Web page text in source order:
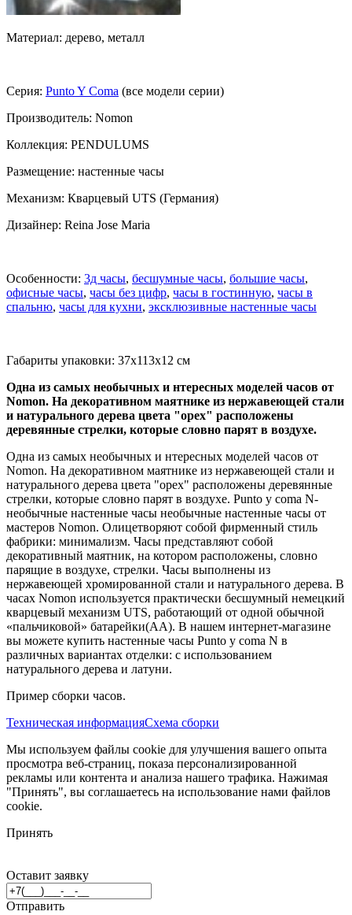
Материал: дерево, металл
Серия: Punto Y Coma (все модели серии)
Производитель: Nomon
Коллекция: PENDULUMS
Размещение: настенные часы
Механизм: Кварцевый UTS (Германия)
Дизайнер: Reina Jose Maria
Особенности: 3д часы, бесшумные часы, большие часы,
офисные часы, часы без цифр, часы в гостинную, часы в
спальню, часы для кухни, эксклюзивные настенные часы
Габариты упаковки: 37x113x12 см
Одна из самых необычных и нтересных моделей часов от
Nomon. На декоративном маятнике из нержавеющей стали
и натурального дерева цвета "орех" расположены
деревянные стрелки, которые словно парят в воздухе.
Одна из самых необычных и нтересных моделей часов от
Nomon. На декоративном маятнике из нержавеющей стали и
натурального дерева цвета "орех" расположены деревянные
стрелки, которые словно парят в воздухе. Punto y coma N-
необычные настенные часы необычные настенные часы от
мастеров Nomon. Олицетворяют собой фирменный стиль
фабрики: минимализм. Часы представляют собой
декоративный маятник, на котором расположены, словно
парящие в воздухе, стрелки. Часы выполнены из
нержавеющей хромированной стали и натурального дерева. В
часах Nomon используется практически бесшумный немецкий
кварцевый механизм UTS, работающий от одной обычной
«пальчиковой» батарейки(AA). В нашем интернет-магазине
вы можете купить настенные часы Punto y coma N в
различных вариантах отделки: с использованием
натурального дерева и латуни.
Пример сборки часов.
Техническая информацияСхема сборки
Мы используем файлы cookie для улучшения вашего опыта
просмотра веб-страниц, показа персонализированной
рекламы или контента и анализа нашего трафика. Нажимая
"Принять", вы соглашаетесь на использование нами файлов
cookie.
Принять
Оставит заявку
Отправить